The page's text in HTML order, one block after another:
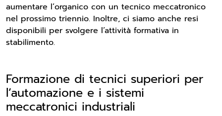
aumentare l’organico con un tecnico meccatronico
nel prossimo triennio. Inoltre, ci siamo anche resi
disponibili per svolgere l’attività formativa in
stabilimento.
Formazione di tecnici superiori per
l’automazione e i sistemi
meccatronici industriali